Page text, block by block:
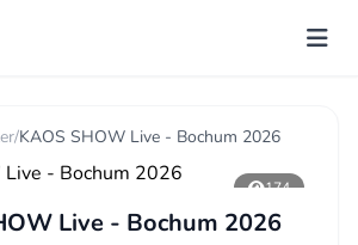
/KAOS SHOW Live - Bochum 2026
174
Live - Bochum 2026